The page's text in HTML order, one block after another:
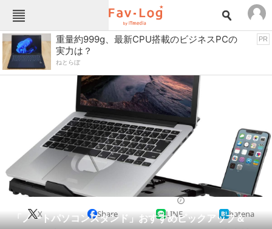
Fav-Logカテゴリー一覧
TOP
インテリア・収納 おもちゃ・ホビー
キッチン家電
ゲーム
コンテンツ・サービス スイーツ・お菓子
スポーツ・レジャー スマホ・携帯電話
パソコン・タブレット ファッション
ペット 家電
重量約999g、最新CPU搭載のビジネスPCの
実力は？
ねとらぼ
PR
「ノートパソコンスタンド」おすすめピックアップ＆
X Share LINE hatena